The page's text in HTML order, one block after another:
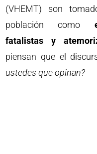
(VHEMT) son
población como
fatalistas y
piensan que el
ustedes que opinan?